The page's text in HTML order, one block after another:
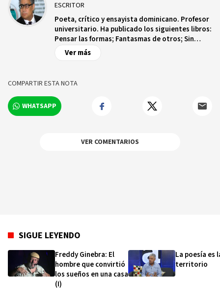
ESCRITOR
Poeta, crítico y ensayista dominicano. Profesor
universitario. Ha publicado los siguientes libros:
Pensar las formas; Fantasmas de otros; Sin
remedio; Narración de un cuerpo; Ragazza
incógnita;Ojos de penitente; Pasión en el oficio
textos, Premio Nacional de Ensayo 2005;
Hechizos de la hybris, Premio de Poesía Casa de
Teatro del año 1998; Oficios de un celebrante;
Solemnidades de la muerte; Consumación de la
entre otros.
Ver más
COMPARTIR ESTA NOTA
WHATSAPP
VER COMENTARIOS
SIGUE LEYENDO
Freddy Ginebra: El
hombre que convirtió
los sueños en una casa
(I)
La poesía es
territorio